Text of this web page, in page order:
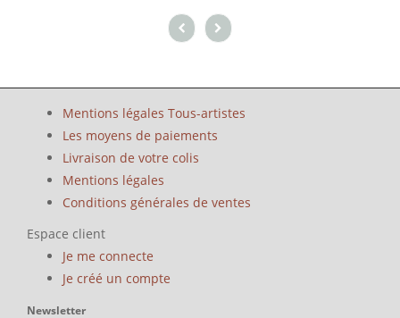
Mentions légales Tous-artistes
Les moyens de paiements
Livraison de votre colis
Mentions légales
Conditions générales de ventes
Espace client
Je me connecte
Je créé un compte
Newsletter